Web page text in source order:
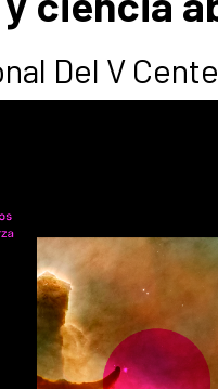
Del V